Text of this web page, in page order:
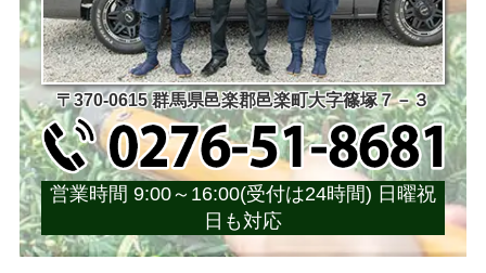
〒370-0615 群馬県邑楽郡邑楽町大字篠塚７－３
営業時間 9:00～16:00(受付は24時間) 日曜祝
日も対応